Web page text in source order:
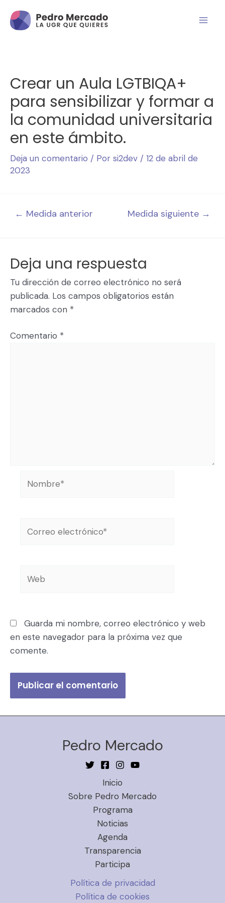
Crear un Aula LGTBIQA+
para sensibilizar y formar a
la comunidad universitaria
en este ámbito.
Deja un comentario / Por si2dev / 12 de abril de
2023
← Medida anterior Medida siguiente →
Deja una respuesta
Tu dirección de correo electrónico no será
publicada. Los campos obligatorios están
marcados con *
Comentario *
Guarda mi nombre, correo electrónico y web
en este navegador para la próxima vez que
comente.
Pedro Mercado
Inicio
Sobre Pedro Mercado
Programa
Noticias
Agenda
Transparencia
Participa
Política de privacidad
Política de cookies